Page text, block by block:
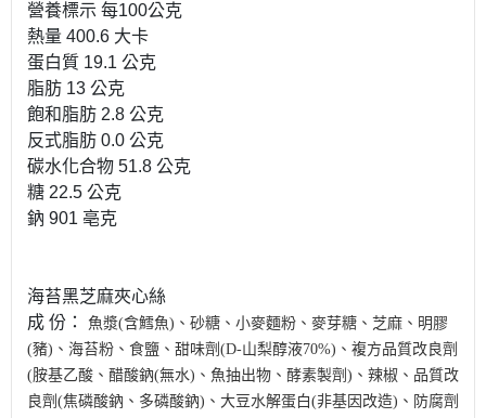
營養標示 每100公克
熱量 400.6 大卡
蛋白質 19.1 公克
脂肪 13 公克
飽和脂肪 2.8 公克
反式脂肪 0.0 公克
碳水化合物 51.8 公克
糖 22.5 公克
鈉 901 亳克
海苔黑芝麻夾心絲
成 份：
魚漿(含鱈魚)、砂糖、小麥麵粉、麥芽糖、芝麻、明膠
(豬)、海苔粉、食鹽、甜味劑(D-山梨醇液70%)、複方品質改良劑
(胺基乙酸、醋酸鈉(無水)、魚抽出物、酵素製劑)、辣椒、品質改
良劑(焦磷酸鈉、多磷酸鈉)、大豆水解蛋白(非基因改造)、防腐劑